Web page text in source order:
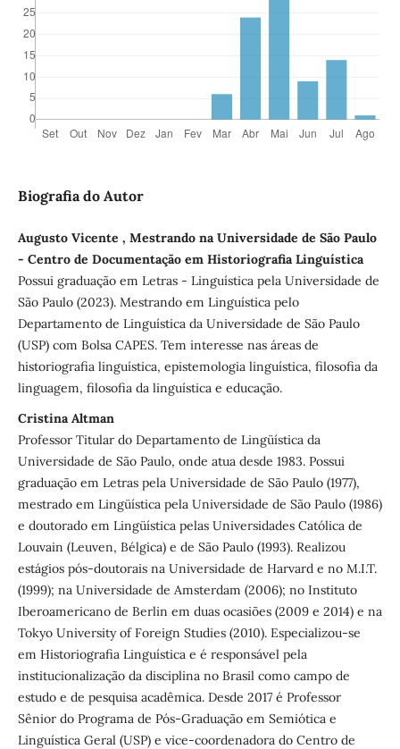
Biografia do Autor
Augusto Vicente , Mestrando na Universidade de São Paulo
- Centro de Documentação em Historiografia Linguística
Possui graduação em Letras - Linguística pela Universidade de
São Paulo (2023). Mestrando em Linguística pelo
Departamento de Linguística da Universidade de São Paulo
(USP) com Bolsa CAPES. Tem interesse nas áreas de
historiografia linguística, epistemologia linguística, filosofia da
linguagem, filosofia da linguística e educação.
Cristina Altman
Professor Titular do Departamento de Lingüística da
Universidade de São Paulo, onde atua desde 1983. Possui
graduação em Letras pela Universidade de São Paulo (1977),
mestrado em Lingüística pela Universidade de São Paulo (1986)
e doutorado em Lingüística pelas Universidades Católica de
Louvain (Leuven, Bélgica) e de São Paulo (1993). Realizou
estágios pós-doutorais na Universidade de Harvard e no M.I.T.
(1999); na Universidade de Amsterdam (2006); no Instituto
Iberoamericano de Berlin em duas ocasiões (2009 e 2014) e na
Tokyo University of Foreign Studies (2010). Especializou-se
em Historiografia Linguística e é responsável pela
institucionalização da disciplina no Brasil como campo de
estudo e de pesquisa acadêmica. Desde 2017 é Professor
Sênior do Programa de Pós-Graduação em Semiótica e
Linguística Geral (USP) e vice-coordenadora do Centro de